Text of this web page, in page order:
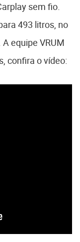
sem fio.
493 litros, no
equipe VRUM
confira o vídeo: